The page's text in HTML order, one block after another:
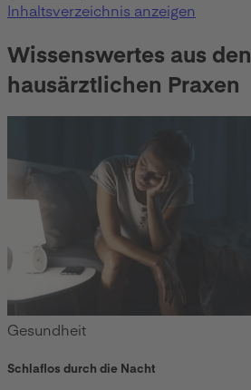
Inhaltsverzeichnis anzeigen
Wissenswertes aus den
hausärztlichen Praxen
Gesundheit
Schlaflos durch die Nacht